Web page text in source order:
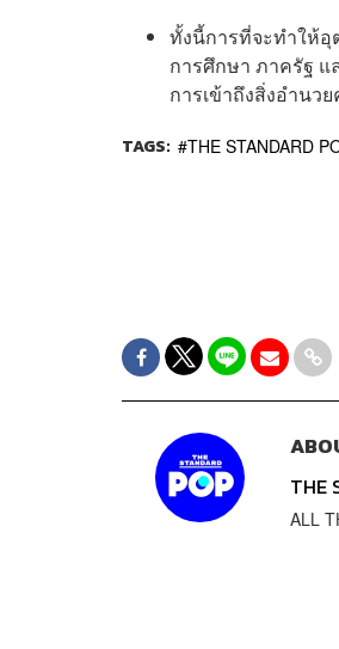
ทั้งนี้การที่จะทำให้อุ
การศึกษา ภาครัฐ
การเข้าถึงสิ่งอำนว
TAGS: THE STANDARD
THE
ALL